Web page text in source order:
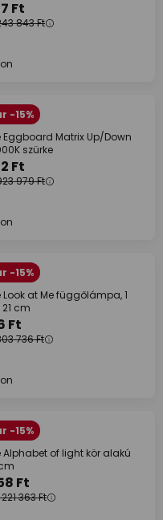
Ft
843 Ft
-15%
Eggboard Matrix Up/Down
szürke
Ft
979 Ft
-15%
at Me függőlámpa, 1
cm
Ft
736 Ft
-15%
Alphabet of light kör alakú
Ft
221 363 Ft